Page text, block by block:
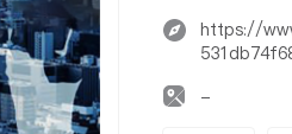
https://
-